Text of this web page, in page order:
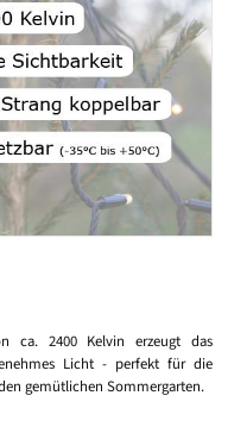
ca. 2400 Kelvin erzeugt das
Licht - perfekt für die
gemütlichen Sommergarten.